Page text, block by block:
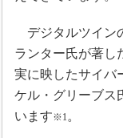
デジタルツイン
ランター氏が著し
実に映したサイバ
ケル・グリーブス
います※1 。